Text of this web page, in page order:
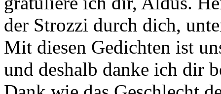
der Strozzi durch dich,
Mit diesen Gedichten ist
und deshalb danke ich dir